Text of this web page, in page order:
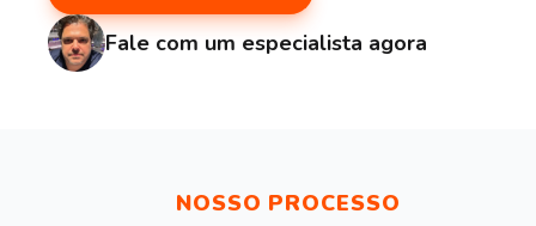
Fale com um especialista agora
NOSSO PROCESSO